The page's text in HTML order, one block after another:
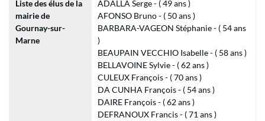
Liste des élus de la
mairie de
Gournay-sur-
Marne
ADALLA Serge - ( 49 ans )
AFONSO Bruno - ( 50 ans )
BARBARA-VAGEON Stéphanie - ( 54 ans
)
BEAUPAIN VECCHIO Isabelle - ( 58 ans )
BELLAVOINE Sylvie - ( 62 ans )
CULEUX François - ( 70 ans )
DA CUNHA François - ( 54 ans )
DAIRE François - ( 62 ans )
DEFRANOUX Francis - ( 71 ans )